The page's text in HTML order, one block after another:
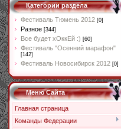
Категории раздела
Фестиваль Тюмень 2012 [0]
Разное [344]
Все будет хОккЕй :) [60]
Фестиваль "Осенний марафон"
[142]
Фестиваль Новосибирск 2012 [0]
Меню Сайта
Главная страница
Команды Федерации